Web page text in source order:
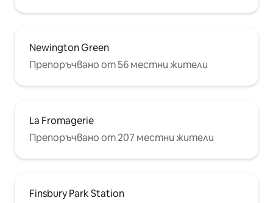
Newington Green
Препоръчвано от 56 местни жители
La Fromagerie
Препоръчвано от 207 местни жители
Finsbury Park Station